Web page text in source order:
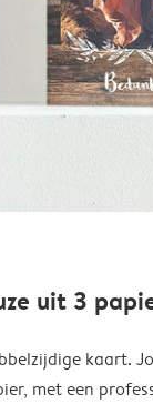
uit 3
kaart.
met een